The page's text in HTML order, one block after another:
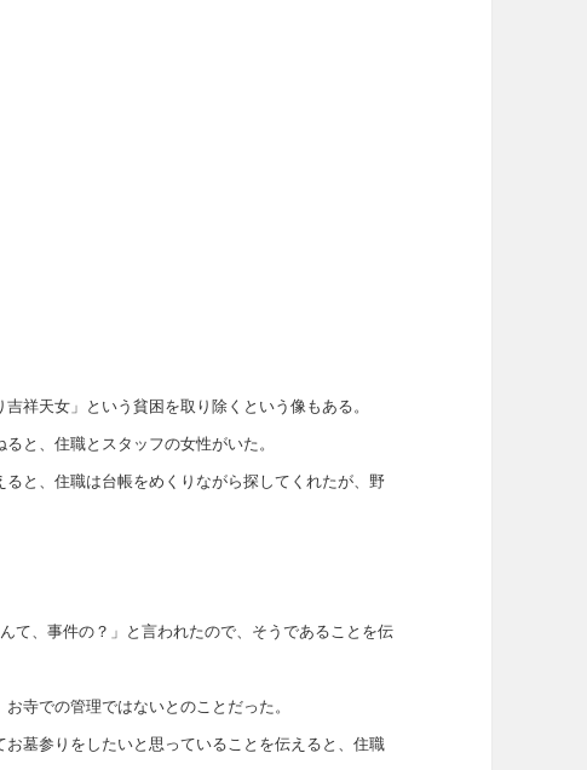
祥天女」という貧困を取り除くという像もある。
と、住職とスタッフの女性がいた。
と、住職は台帳をめくりながら探してくれたが、野
て、事件の？」と言われたので、そうであることを伝
寺での管理ではないとのことだった。
墓参りをしたいと思っていることを伝えると、住職